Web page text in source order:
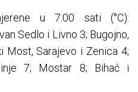
u 7:00 sati (°C):
Sedlo i Livno 3; Bugojno,
Most, Sarajevo i Zenica 4;
7; Mostar 8; Bihać i